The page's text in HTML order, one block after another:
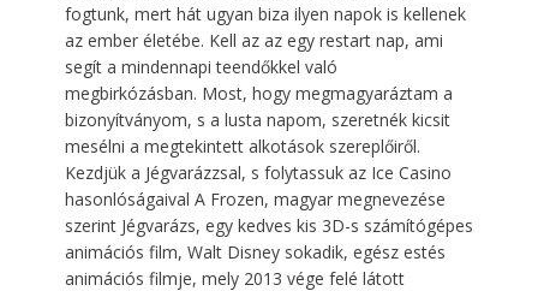
fogtunk, mert hát ugyan biza ilyen napok is kellenek
az ember életébe. Kell az az egy restart nap, ami
segít a mindennapi teendőkkel való
megbirkózásban. Most, hogy megmagyaráztam a
bizonyítványom, s a lusta napom, szeretnék kicsit
mesélni a megtekintett alkotások szereplőiről.
Kezdjük a Jégvarázzsal, s folytassuk az Ice Casino
hasonlóságaival A Frozen, magyar megnevezése
szerint Jégvarázs, egy kedves kis 3D-s számítógépes
animációs film, Walt Disney sokadik, egész estés
animációs filmje, mely 2013 vége felé látott